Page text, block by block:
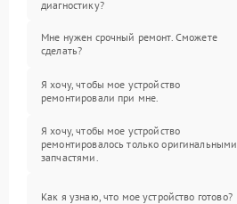
диагностику?
Мне нужен срочный ремонт. Сможете
сделать?
Я хочу, чтобы мое устройство
ремонтировали при мне.
Я хочу, чтобы мое устройство
ремонтировалось только оригинальными
запчастями.
Как я узнаю, что мое устройство готово?